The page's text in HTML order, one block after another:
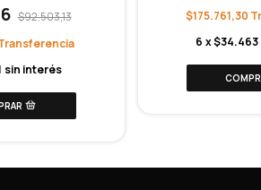
$92.503,13
sin interés
$175.761,30
6 x$34.463